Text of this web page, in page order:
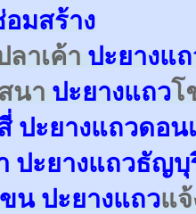
มสร้าง
ลาเค้า ปะยางแ
นา ปะยางแถวโ
ปะยางแถวดอน
ปะยางแถวธัญบุ
ขน ปะยางแถวแ